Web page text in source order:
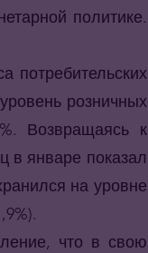
политике.
потребительских
розничных
Возвращаясь к
в январе показал
на уровне
что в свою